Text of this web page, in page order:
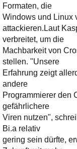
Formaten, die
Windows und Linux
attackieren. Laut
verbreitet, um die
Machbarkeit von
stellen. "Unsere
Erfahrung zeigt
andere
Programmierer den
gefährlichere
Viren nutzen",
Bi.a relativ
gering sein dürfte,
E-Mail
E-Mail